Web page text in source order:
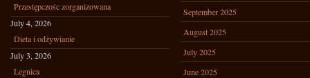
Przestępczośc zorganizowana
July 4, 2026
Dieta i odżywianie
July 3, 2026
Legnica
September 2025
August 2025
July 2025
June 2025